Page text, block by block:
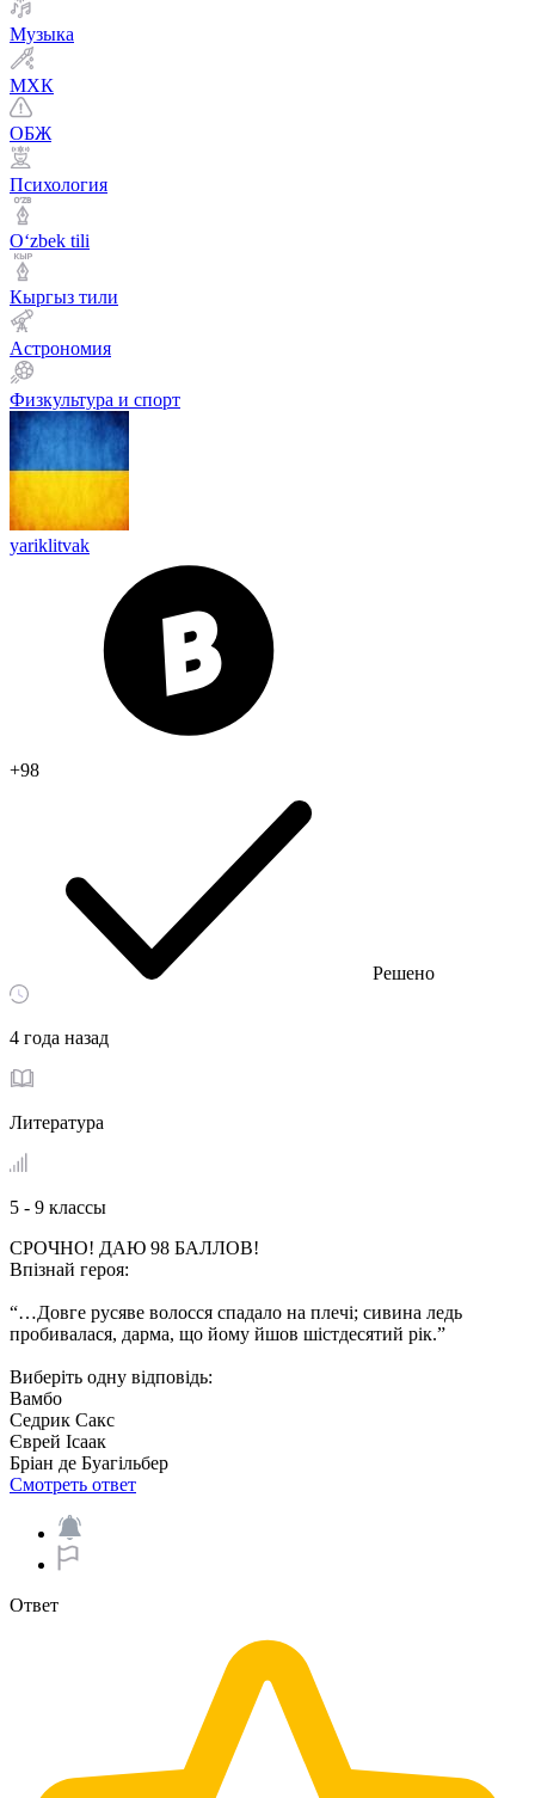
Музыка
МХК
ОБЖ
Психология
Оʻzbek tili
Кыргыз тили
Астрономия
Физкультура и спорт
yariklitvak
+98
Решено
4 года назад
Литература
5 - 9 классы
СРОЧНО! ДАЮ 98 БАЛЛОВ!
Впізнай героя:
“…Довге русяве волосся спадало на плечі; сивина ледь
пробивалася, дарма, що йому йшов шістдесятий рік.”
Виберіть одну відповідь:
Вамбо
Седрик Сакс
Єврей Ісаак
Бріан де Буагільбер
Смотреть ответ
Ответ